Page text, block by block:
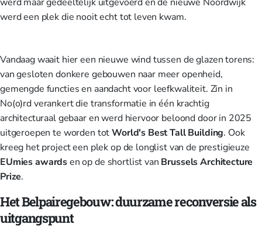
werd een plek die nooit echt tot leven kwam.
Vandaag waait hier een nieuwe wind tussen de glazen torens:
van gesloten donkere gebouwen naar meer openheid,
gemengde functies en aandacht voor leefkwaliteit. Zin in
No(o)rdverankert die transformatie in één krachtig
architecturaal gebaar en werd hiervoor beloond door in 2025
uitgeroepen te worden totWorld's Best Tall Building. Ook
kreeg het project een plek op de longlist van de prestigieuze
EUmiesawardsen op de shortlist van Brussels Architecture
Prize.
Het Belpairegebouw: duurzame reconversie als
uitgangspunt